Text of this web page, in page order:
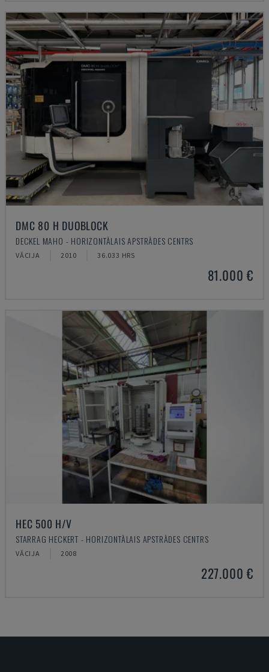
DMC 80 H DUOBLOCK
DECKEL MAHO - HORIZONTĀLAIS APSTRĀDES CENTRS
VĀCIJA 2010 36.033 HRS
81.000 €
HEC 500 H/V
STARRAG HECKERT - HORIZONTĀLAIS APSTRĀDES CENTRS
VĀCIJA 2008
227.000 €